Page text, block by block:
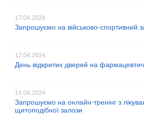
17.04.2024
Запрошуємо на військово-спортивний
17.04.2024
День відкритих дверей на
16.04.2024
Запрошуємо на онлайн-тренінг з
щитоподібної залози